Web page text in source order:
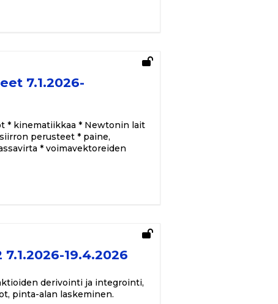
7.1.2026-
* kinematiikkaa * Newtonin lait
perusteet * paine,
* voimavektoreiden
19.4.2026
derivointi ja integrointi,
pinta-alan laskeminen.